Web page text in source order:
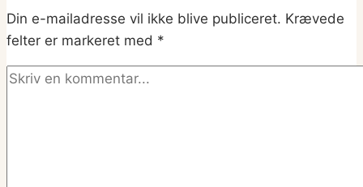
data
Din e-mailadresse vil ikke blive publiceret. Krævede
felter er markeret med *